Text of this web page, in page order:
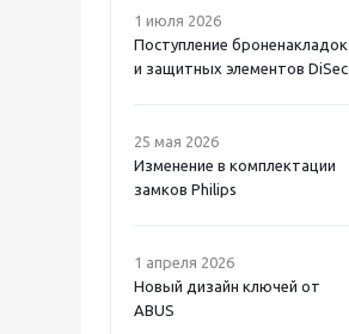
1 июля 2026
Поступление броненакладок
и защитных элементов DiSec
25 мая 2026
Изменение в комплектации
замков Philips
1 апреля 2026
Новый дизайн ключей от
ABUS